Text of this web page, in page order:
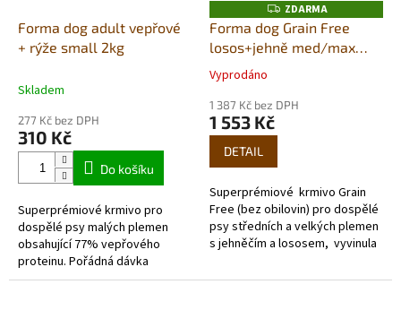
Forma dog adult vepřové
+ rýže small 2kg
Skladem
277 Kč bez DPH
310 Kč
Do košíku
Superprémiové krmivo pro
dospělé psy malých plemen
obsahující 77% vepřového
proteinu. Pořádná dávka
vepřové maso a lehce
Z
D
A
R
ZDARMA
Forma dog Grain Free
losos+jehně med/max
Průměrné
produktu
je
hvězdiček.
Vyprodáno
1 387 Kč bez DPH
1 553 Kč
DETAIL
Superprémiové krmivo Grain
Free (bez obilovin) pro dospělé
psy středních a velkých plemen
s jehněčím a lososem, vyvinula
požadavků...